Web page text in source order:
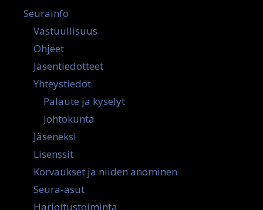
Seurainfo
Vastuullisuus
Ohjeet
Jäsentiedotteet
Yhteystiedot
Palaute ja kyselyt
Johtokunta
Jäseneksi
Lisenssit
Korvaukset ja niiden anominen
Seura-asut
Harjoitustoiminta